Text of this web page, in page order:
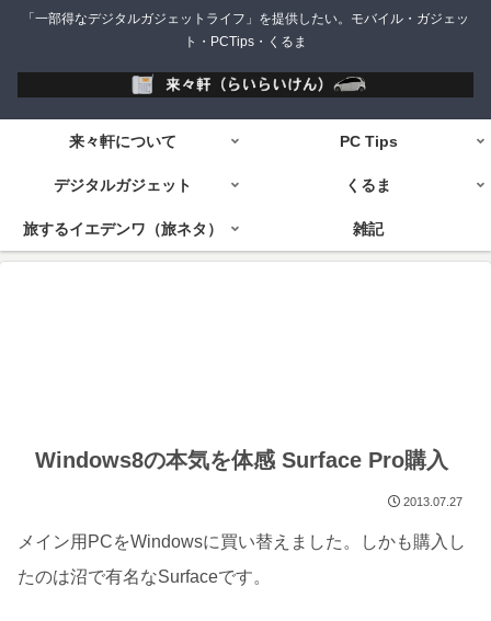
「一部得なデジタルガジェットライフ」を提供したい。モバイル・ガジェッ
ト・PCTips・くるま
来々軒について PC Tips
デジタルガジェット くるま
旅するイエデンワ（旅ネタ） 雑記
Windows8の本気を体感 Surface Pro購入
2013.07.27
メイン用PCをWindowsに買い替えました。しかも購入し
たのは沼で有名なSurfaceです。